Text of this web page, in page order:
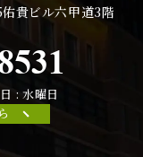
貴ビル六甲道3階
: 水曜日